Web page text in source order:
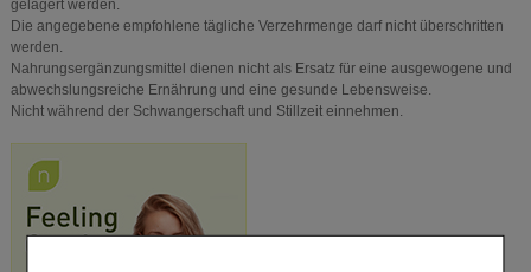
gelagert werden.
Die angegebene empfohlene tägliche Verzehrmenge darf nicht überschritten
werden.
Nahrungsergänzungsmittel dienen nicht als Ersatz für eine ausgewogene und
abwechslungsreiche Ernährung und eine gesunde Lebensweise.
Nicht während der Schwangerschaft und Stillzeit einnehmen.